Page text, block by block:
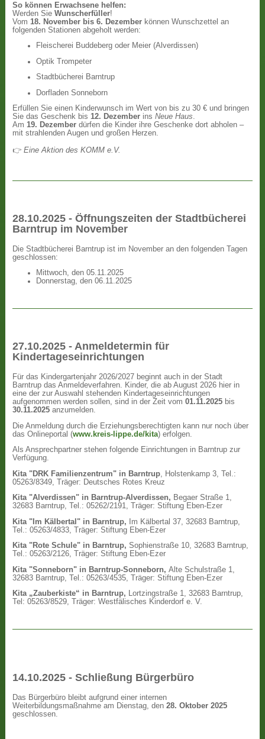
So können Erwachsene helfen:
Werden SieWunscherfüller!
Vom 18. November bis 6. Dezember können Wunschzettel an
folgenden Stationen abgeholt werden:
Fleischerei Buddeberg oder Meier (Alverdissen)
Optik Trompeter
Stadtbücherei Barntrup
Dorfladen Sonneborn
Erfüllen Sie einen Kinderwunsch im Wert von bis zu 30 € und bringen
Sie das Geschenk bis12. Dezember insNeue Haus.
Am19. Dezember dürfen die Kinder ihre Geschenke dort abholen –
mit strahlenden Augen und großen Herzen.
👉Eine Aktion des KOMM e.V.
28.10.2025 - Öffnungszeiten der Stadtbücherei
Barntrup im November
Die Stadtbücherei Barntrup ist im November an den folgenden Tagen
geschlossen:
Mittwoch, den 05.11.2025
Donnerstag, den 06.11.2025
27.10.2025 - Anmeldetermin für
Kindertageseinrichtungen
Für das Kindergartenjahr 2026/2027 beginnt auch in der Stadt
Barntrup das Anmeldeverfahren. Kinder, die ab August 2026 hier in
eine der zur Auswahl stehenden Kindertageseinrichtungen
aufgenommen werden sollen, sind in der Zeit vom01.11.2025 bis
30.11.2025 anzumelden.
Die Anmeldung durch die Erziehungsberechtigten kann nur noch über
das Onlineportal (www.kreis-lippe.de/kita) erfolgen.
Als Ansprechpartner stehen folgende Einrichtungen in Barntrup zur
Verfügung.
Kita "DRK Familienzentrum" in Barntrup , Holstenkamp 3, Tel.:
05263/8349, Träger: Deutsches Rotes Kreuz
Kita "Alverdissen" in Barntrup-Alverdissen, Begaer Straße 1,
32683 Barntrup, Tel.: 05262/2191, Träger: Stiftung Eben-Ezer
Kita "Im Kälbertal" in Barntrup,
Im Kälbertal 37, 32683 Barntrup,
Tel.: 05263/4833, Träger: Stiftung Eben-Ezer
Kita "Rote Schule" in Barntrup, Sophienstraße 10, 32683 Barntrup,
Tel.: 05263/2126, Träger: Stiftung Eben-Ezer
Kita "Sonneborn" in Barntrup-Sonneborn, Alte Schulstraße 1,
32683 Barntrup, Tel.: 05263/4535, Träger: Stiftung Eben-Ezer
Kita „Zauberkiste“ in Barntrup, Lortzingstraße 1, 32683 Barntrup,
Tel: 05263/8529, Träger: Westfälisches Kinderdorf e. V.
14.10.2025 - Schließung Bürgerbüro
Das Bürgerbüro bleibt aufgrund einer internen
Weiterbildungsmaßnahme am Dienstag, den28. Oktober 2025
geschlossen.